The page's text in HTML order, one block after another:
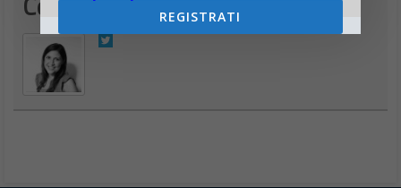
REGISTRATI